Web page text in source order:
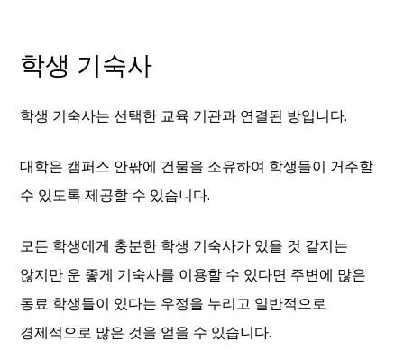
학생 기숙사
학생 기숙사는 선택한 교육 기관과 연결된 방입니다.
대학은 캠퍼스 안팎에 건물을 소유하여 학생들이 거주할
수 있도록 제공할 수 있습니다.
모든 학생에게 충분한 학생 기숙사가 있을 것 같지는
않지만 운 좋게 기숙사를 이용할 수 있다면 주변에 많은
동료 학생들이 있다는 우정을 누리고 일반적으로
경제적으로 많은 것을 얻을 수 있습니다.